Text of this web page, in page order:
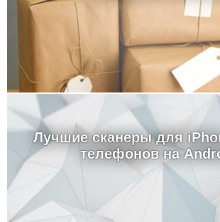
Лучшие сканеры для
телефонов на